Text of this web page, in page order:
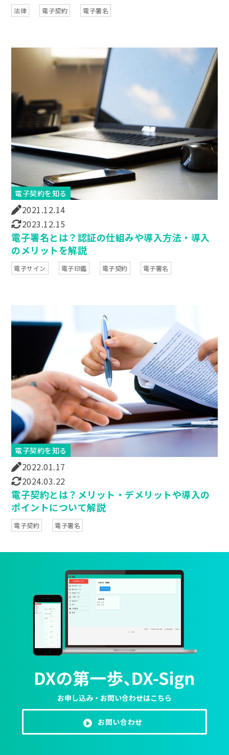
法律 電子契約 電子署名
電子契約を知る
2021.12.14
2023.12.15
電子署名とは？認証の仕組みや導入方法・導入
のメリットを解説
電子サイン 電子印鑑 電子契約 電子署名
電子契約を知る
2022.01.17
2024.03.22
電子契約とは？メリット・デメリットや導入の
ポイントについて解説
電子契約 電子署名
お申し込み・お問い合わせはこちら
お問い合わせ